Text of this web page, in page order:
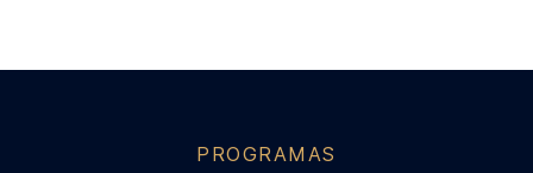
PROGRAMAS